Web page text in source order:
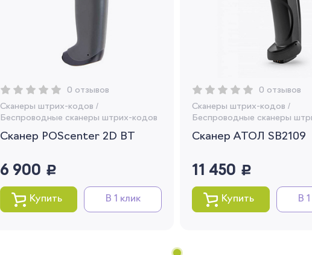
0 отзывов
Сканеры штрих-кодов /
Беспроводные сканеры штрих-кодов
Сканер POScenter 2D BT
6 900 руб.
Купить В 1 клик
0 отзывов
Сканеры штрих-кодов /
Беспроводные сканеры
Сканер АТОЛ SB2109
11 450 руб.
Купить В
Я согласен на обработку моих
персональных данных
Вернуться
Вы сможете отслеживать статус своих
заказов и получать индивидуальные